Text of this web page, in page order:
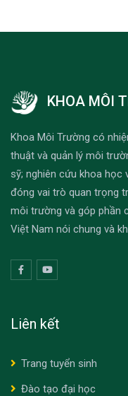
KHOA MÔI
Khoa Môi Trường có
thuật và quản lý môi
sỹ; nghiên cứu khoa học
đóng vai trò quan trọng
môi trường và góp phần
Việt Nam nói chung và
Liên kết
Trang tuyển sinh
Đào tạo đại học